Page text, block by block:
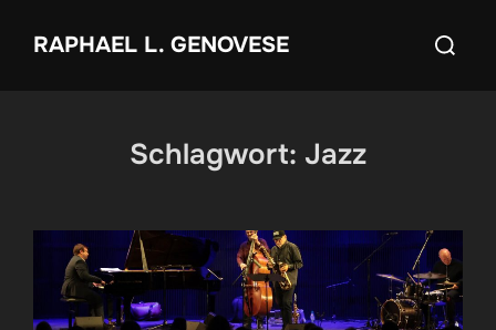
InhaltRAPHAEL L. GENOVESE
Suchen
Schlagwort: Jazz